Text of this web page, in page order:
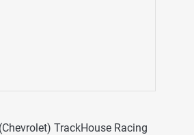
TrackHouse Racing